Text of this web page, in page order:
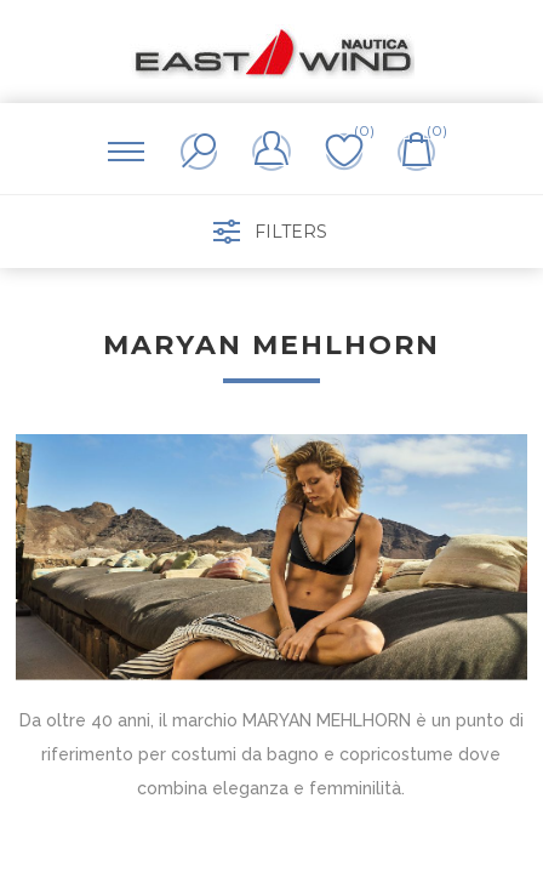
(0) (0)
FILTERS
MARYAN MEHLHORN
Da oltre 40 anni, il marchio MARYAN MEHLHORN è un punto di
riferimento per costumi da bagno e copricostume dove
combina eleganza e femminilità.